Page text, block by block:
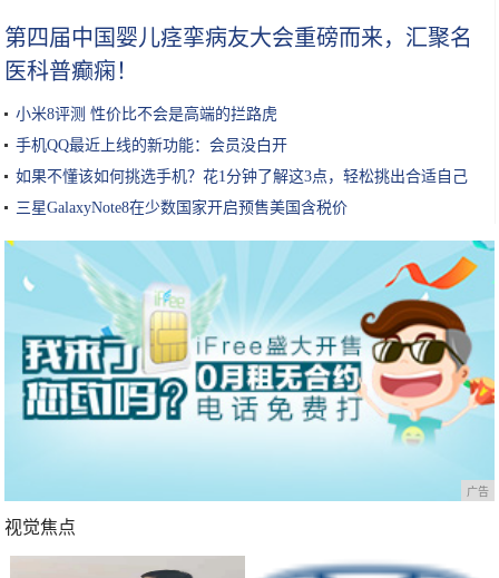
第四届中国婴儿痉挛病友大会重磅而来，汇聚名
医科普癫痫！
小米8评测 性价比不会是高端的拦路虎
手机QQ最近上线的新功能：会员没白开
如果不懂该如何挑选手机？花1分钟了解这3点，轻松挑出合适自己
的!
三星GalaxyNote8在少数国家开启预售美国含税价
广告
视觉焦点